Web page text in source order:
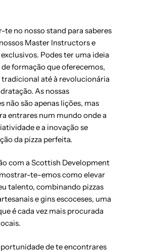
te no nosso stand para saberes
Master Instructors e
Podes ter uma ideia
formação que oferecemos,
tradicional até à revolucionária
As nossas
não são apenas lições, mas
entrares num mundo onde a
e a inovação se
da pizza perfeita.
com a Scottish Development
te-emos como elevar
talento, combinando pizzas
e gins escoceses, uma
é cada vez mais procurada
de te encontrares